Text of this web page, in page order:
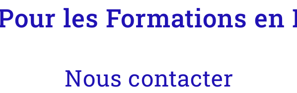
les Formations en
Nous contacter